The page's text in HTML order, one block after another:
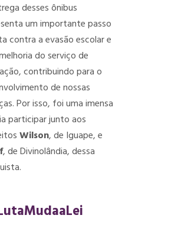
desses ônibus
um importante passo
contra a evasão escolar e
do serviço de
contribuindo para o
de nossas
Por isso, foi uma imensa
participar junto aos
Wilson, de Iguape, e
, de Divinolândia, dessa